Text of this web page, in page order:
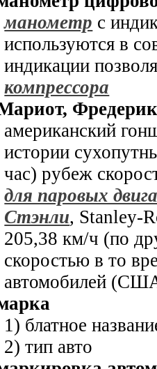
манометр с
используются в
индикации
компрессора
Фредерик
американский
истории
час) рубеж
для паровых
Стэнли, Stanley-
205,38 км/ч (по
скоростьюв то
автомобилей
1) блатное
2) тип авто